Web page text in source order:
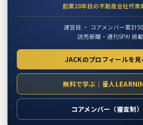
創業20年目の不動産会社代表
運営目 ・ コアメンバー累計
読売新聞・週刊SPA! 掲載
JACKのプロフィールを
無料で学ぶ｜番人
コアメンバー（審査制